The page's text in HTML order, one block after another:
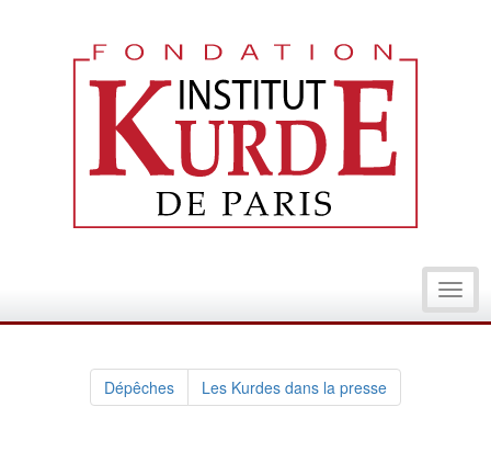
Dépêches Les Kurdes dans la presse